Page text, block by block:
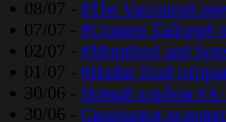
08/07 - #The Vaccines#
07/07 - #Стивен Тайлер#
02/07 - #Mumford and
01/07 - #Hadnt Tea#
30/06 - Новый альбом #A-
30/06 - Скончался